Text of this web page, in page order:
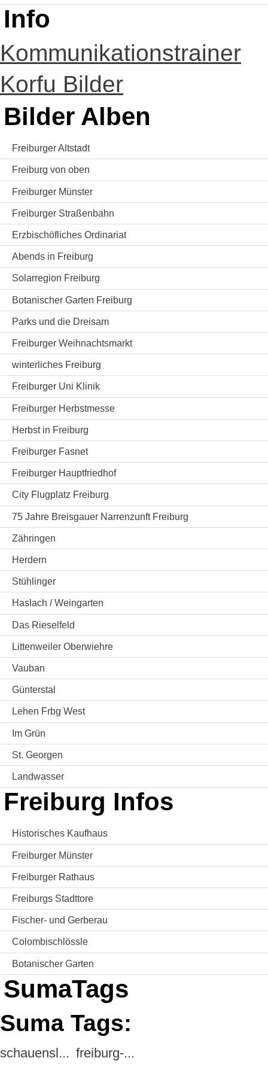
Info
Kommunikationstrainer
Korfu Bilder
Bilder Alben
Freiburger Altstadt
Freiburg von oben
Freiburger Münster
Freiburger Straßenbahn
Erzbischöfliches Ordinariat
Abends in Freiburg
Solarregion Freiburg
Botanischer Garten Freiburg
Parks und die Dreisam
Freiburger Weihnachtsmarkt
winterliches Freiburg
Freiburger Uni Klinik
Freiburger Herbstmesse
Herbst in Freiburg
Freiburger Fasnet
Freiburger Hauptfriedhof
City Flugplatz Freiburg
75 Jahre Breisgauer Narrenzunft Freiburg
Zähringen
Herdern
Stühlinger
Haslach / Weingarten
Das Rieselfeld
Littenweiler Oberwiehre
Vauban
Günterstal
Lehen Frbg West
Im Grün
St. Georgen
Landwasser
Freiburg Infos
Historisches Kaufhaus
Freiburger Münster
Freiburger Rathaus
Freiburgs Stadttore
Fischer- und Gerberau
Colombischlössle
Botanischer Garten
SumaTags
Suma Tags:
schauensl... freiburg-...